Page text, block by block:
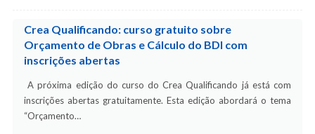
Crea Qualificando: curso gratuito sobre
Orçamento de Obras e Cálculo do BDI com
inscrições abertas
A próxima edição do curso do Crea Qualificando já está com
inscrições abertas gratuitamente. Esta edição abordará o tema
“Orçamento…